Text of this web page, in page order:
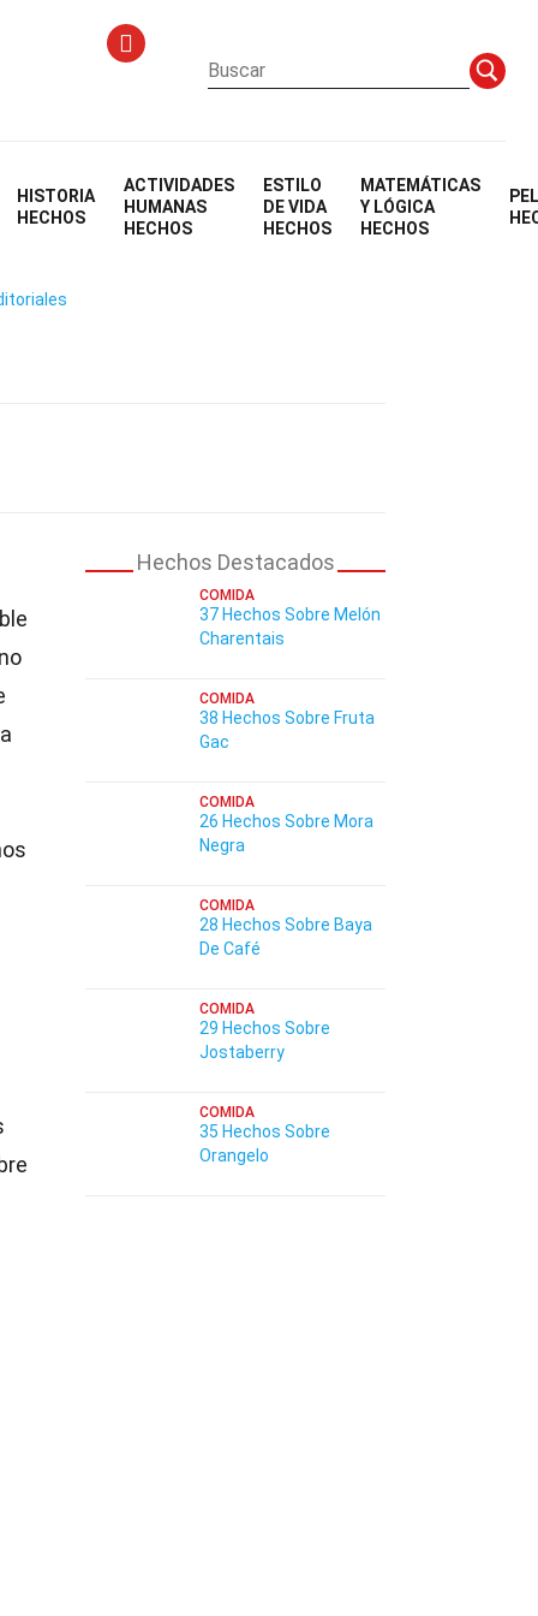
HISTORIA
HECHOS
ACTIVIDADES
HUMANAS
HECHOS
ESTILO
DE VIDA
HECHOS
MATEMÁTICAS
Y LÓGICA
HECHOS
Hechos Destacados
COMIDA
37 Hechos Sobre Melón
Charentais
COMIDA
38 Hechos Sobre Fruta
Gac
COMIDA
26 Hechos Sobre Mora
Negra
COMIDA
28 Hechos Sobre Baya
De Café
COMIDA
29 Hechos Sobre
Jostaberry
COMIDA
35 Hechos Sobre
Orangelo